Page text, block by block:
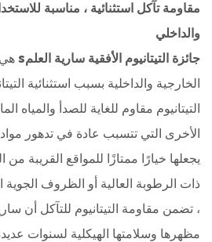
مقاومة تآكل استثنائية ، مناسبة
والداخلي
جائزة التيتانيوم الأفقية سارية العلمs
هي
الخارجية والداخلية بسبب استثنائية
التيتانيوم مقاوم للغاية للصدأ والمياه
الأخرى التي تتسبب عادة في تدهور
يجعلها خيارًا ممتازًا للمواقع القريبة
ذات الرطوبة العالية أو الظروف الجوية
، تضمن مقاومة التيتانيوم للتآكل أن
مظهرها وسلامتها الهيكلية لسنوات